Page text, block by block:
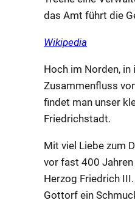
das Amt führt die
Wikipedia
Hoch im Norden,
Zusammenfluss
findet man unser
Friedrichstadt.
Mit viel Liebe zum
vor fast 400
Herzog Friedrich
Gottorf ein